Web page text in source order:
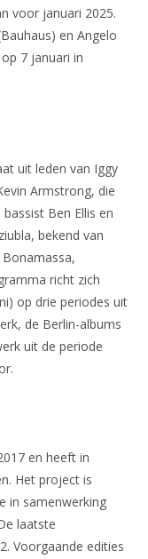
voor januari 2025.
en Angelo
7 januari in
uit leden van Iggy
Armstrong, die
Ben Ellis en
bekend van
richt zich
op drie periodes uit
de Berlin-albums
uit de periode
en heeft in
Het project is
in samenwerking
laatste
Voorgaande edities